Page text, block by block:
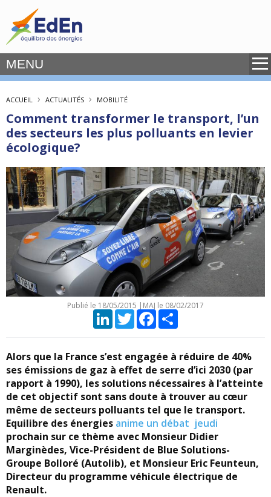
MENU
ACCUEIL › ACTUALITÉS › MOBILITÉ
Comment transformer le transport, l’un
des secteurs les plus polluants en levier
écologique?
Publié le 18/05/2015 | MAJ le 08/02/2017
LinkedInTwitterFacebook
Alors que la France s’est engagée à réduire de 40%
ses émissions de gaz à effet de serre d’ici 2030 (par
rapport à 1990), les solutions nécessaires à l’atteinte
de cet objectif sont sans doute à trouver au cœur
même de secteurs polluants tel que le transport.
Equilibre des énergies anime un débat jeudi
prochain sur ce thème avec Monsieur Didier
Marginèdes, Vice-Président de Blue Solutions-
Groupe Bolloré (Autolib), et Monsieur Eric Feunteun,
Directeur du programme véhicule électrique de
Renault.